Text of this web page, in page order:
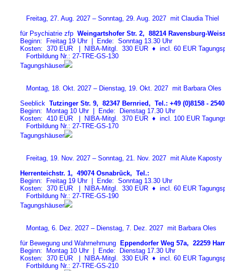
Freitag, 27. Aug. 2027 – Sonntag, 29. Aug. 2027 mit Claudia Thiel
für Psychiatrie zfp Weingartshofer Str. 2, 88214 Ravensburg-
Beginn: Freitag 19 Uhr | Ende: Sonntag 13.30 Uhr
Kosten: 370 EUR | NIBA-Mitgl. 330 EUR ♦ incl. 60 EUR
Fortbildung Nr.: 27-TRE-GS-130
Tagungshäuser
Montag, 18. Okt. 2027 – Dienstag, 19. Okt. 2027 mit Barbara Oles
Seeblick Tutzinger Str. 9, 82347 Bernried, Tel.: +49 (0)8158 - 2540
Beginn: Montag 10 Uhr | Ende: Dienstag 17.30 Uhr
Kosten: 410 EUR | NIBA-Mitgl. 370 EUR ♦ incl. 100 EUR
Fortbildung Nr.: 27-TRE-GS-170
Tagungshäuser
Freitag, 19. Nov. 2027 – Sonntag, 21. Nov. 2027 mit Alute Kaposty
Herrenteichstr. 1, 49074 Osnabrück, Tel.:
Beginn: Freitag 19 Uhr | Ende: Sonntag 13.30 Uhr
Kosten: 370 EUR | NIBA-Mitgl. 330 EUR ♦ incl. 60 EUR
Fortbildung Nr.: 27-TRE-GS-190
Tagungshäuser
Montag, 6. Dez. 2027 – Dienstag, 7. Dez. 2027 mit Barbara Oles
für Bewegung und Wahrnehmung
Eppendorfer Weg 57a, 22259
Beginn: Montag 10 Uhr | Ende: Dienstag 17.30 Uhr
Kosten: 370 EUR | NIBA-Mitgl. 330 EUR ♦ incl. 60 EUR
Fortbildung Nr.: 27-TRE-GS-210